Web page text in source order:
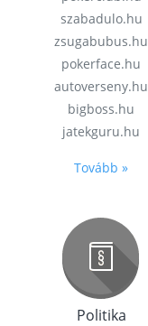
szabadulo.hu
zsugabubus.hu
pokerface.hu
autoverseny.hu
bigboss.hu
jatekguru.hu
Tovább »
Politika